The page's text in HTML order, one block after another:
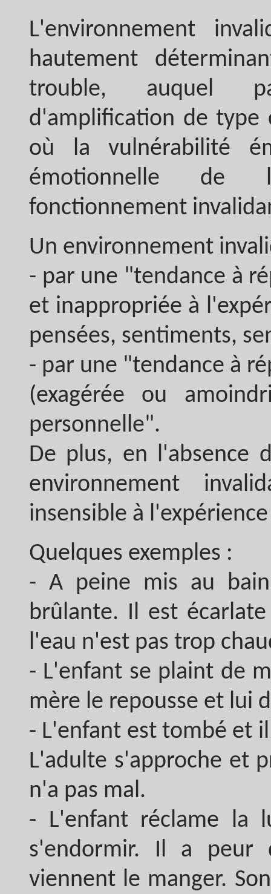
L'environnement
hautement
trouble, auquel
d'amplification de type
où la vulnérabilité
émotionnelle de
fonctionnement
Un environnement
- par une "tendance à
et inappropriée à
pensées, sentiments,
- par une "tendance à
(exagérée ou
personnelle".
De plus, en l'absence
environnement
insensible à
Quelques exemples :
- A peine mis au
brûlante. Il est
l'eau n'est pas trop
- L'enfant se plaint de
mère le repousse et lui
- L'enfant est tombé et
L'adulte s'approche et
n'a pas mal.
- L'enfant réclame la
s'endormir. Il a peur
viennent le manger.